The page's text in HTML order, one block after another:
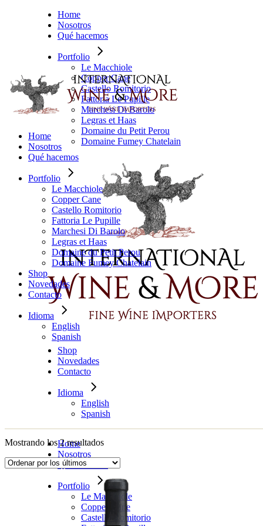
Home
Nosotros
Qué hacemos
Portfolio
Le Macchiole
Copper Cane
Castello Romitorio
Fattoria Le Pupille
Marchesi Di Barolo
Legras et Haas
Domaine du Petit Perou
Domaine Fumey Chatelain
Shop
Novedades
Contacto
Idioma
English
Spanish
Home
Nosotros
Qué hacemos
Portfolio
Le Macchiole
Copper Cane
Castello Romitorio
Home
Nosotros
Qué hacemos
Portfolio
Le Macchiole
Copper Cane
Castello Romitorio
Fattoria Le Pupille
Marchesi Di Barolo
Legras et Haas
Domaine du Petit Perou
Domaine Fumey Chatelain
Shop
Novedades
Contacto
Idioma
English
Spanish
Mostrando los 2 resultadosOrdenado
los